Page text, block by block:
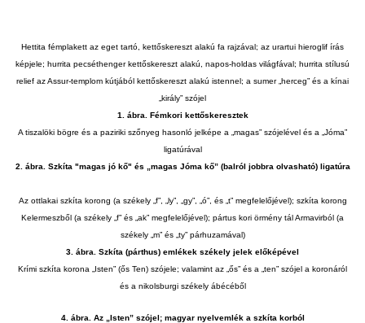
Hettita fémplakett az eget tartó, kettőskereszt alakú fa rajzával; az urartui hieroglif írás
képjele; hurrita pecséthenger kettőskereszt alakú, napos-holdas világfával; hurrita stílusú
relief az Assur-templom kútjából kettőskereszt alakú istennel; a sumer „herceg” és a kínai
„király” szójel
1. ábra. Fémkori kettőskeresztek
A tiszalöki bögre és a paziriki szőnyeg hasonló jelképe a „magas” szójelével és a „Jóma”
ligatúrával
2. ábra. Szkíta "magas jó kő" és „magas Jóma kő” (balról jobbra olvasható) ligatúra
Az ottlakai szkíta korong (a székely „f”, „ly”, „gy”, „ó”, és „t” megfelelőjével); szkíta korong
Kelermeszből (a székely „f” és „ak” megfelelőjével); pártus kori örmény tál Armavirból (a
székely „m” és „ty” párhuzamával)
3. ábra. Szkíta (párthus) emlékek székely jelek előképével
Krími szkíta korona „Isten” (ős Ten) szójele; valamint az „ős” és a „ten” szójel a koronáról
és a nikolsburgi székely ábécéből
4. ábra. Az „Isten” szójel; magyar nyelvemlék a szkíta korból